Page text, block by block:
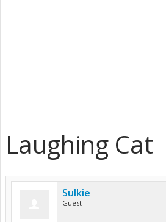
Laughing Cat
Sulkie
Guest